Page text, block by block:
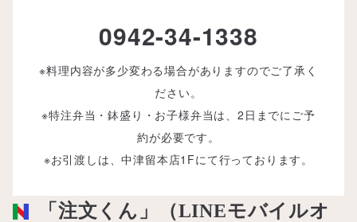
0942-34-1338
※料理内容が多少変わる場合がありますのでご了承く
ださい。
※特注弁当・鉢盛り・お子様弁当は、2日までにご予
約が必要です。
※お引渡しは、中津留本店1Fにて行っております。
「注文くん」（LINEモバイルオ